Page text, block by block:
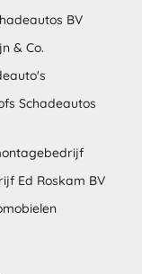
BV
& Co.
Schadeautos
Ed Roskam BV